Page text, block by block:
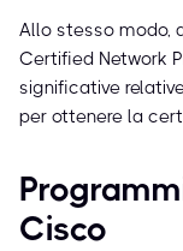
Allo stesso modo,
Certified Network
significative
per ottenere la
Cisco